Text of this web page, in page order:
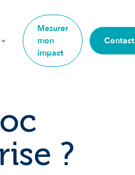
Mesurer
mon
impact
Contact
?